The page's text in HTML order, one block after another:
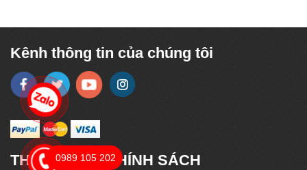
Kênh thông tin của chúng tôi
THÔNG TIN - CHÍNH SÁCH
0989 105 202